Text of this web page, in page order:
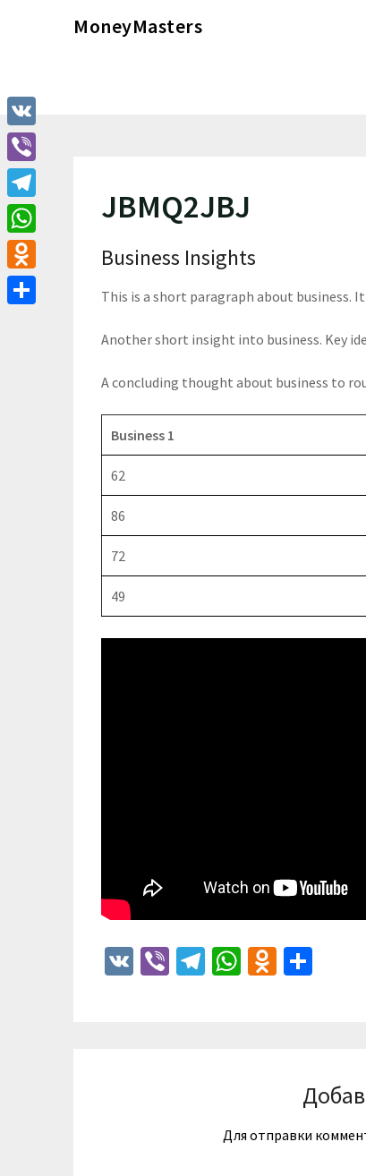
MoneyMasters
JBMQ2JBJ
Business Insights
This is a short paragraph about business.
Another short insight into business. Key
A concluding thought about business to
Business 1
62
86
72
49
VK ViberTelegram
WhatsApp
Для отправки
VK
Viber
Telegram
WhatsApp
Odnoklassniki